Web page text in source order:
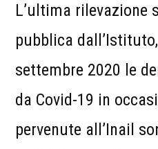
L’ultima rilevazione
pubblica
settembre 2020 le
da Covid-19 in
pervenute all’Inail